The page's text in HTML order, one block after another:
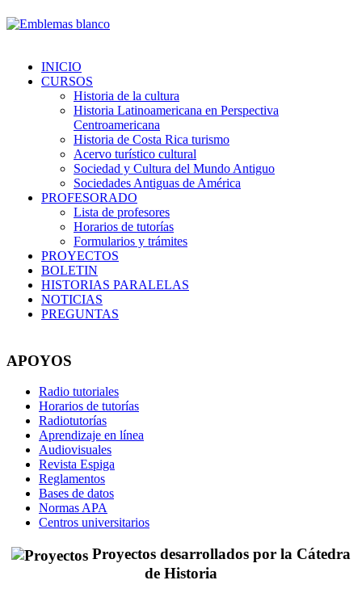
INICIO
CURSOS
Historia de la cultura
Historia Latinoamericana en Perspectiva
Centroamericana
Historia de Costa Rica turismo
Acervo turístico cultural
Sociedad y Cultura del Mundo Antiguo
Sociedades Antiguas de América
PROFESORADO
Lista de profesores
Horarios de tutorías
Formularios y trámites
PROYECTOS
BOLETIN
HISTORIAS PARALELAS
NOTICIAS
PREGUNTAS
APOYOS
Radio tutoriales
Horarios de tutorías
Radiotutorías
Aprendizaje en línea
Audiovisuales
Revista Espiga
Reglamentos
Bases de datos
Normas APA
Centros universitarios
Proyectos desarrollados por la Cátedra
de Historia